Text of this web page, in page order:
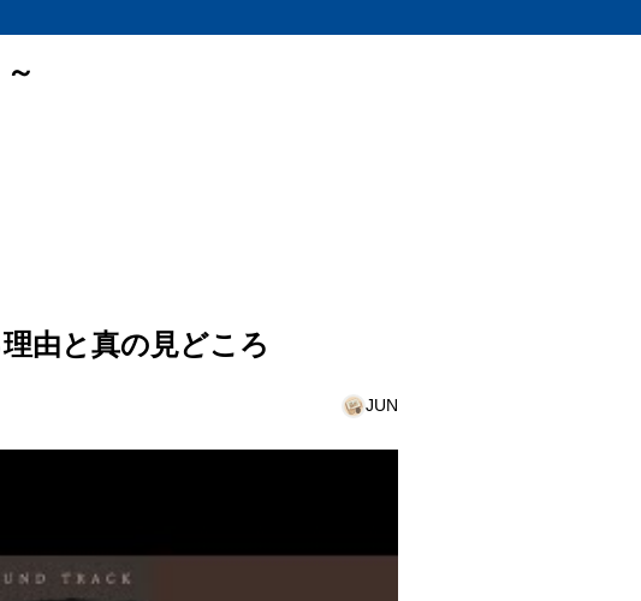
由と真の見どころ
JUN